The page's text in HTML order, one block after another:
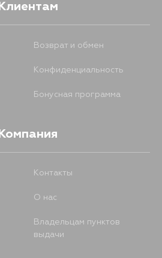
Клиентам
Возврат и обмен
Конфиденциальность
Бонусная программа
Компания
Контакты
О нас
Владельцам пунктов
выдачи